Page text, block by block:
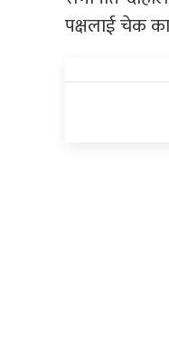
पक्षलाई चेक